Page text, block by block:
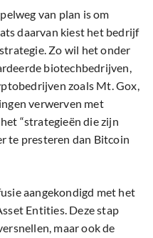
van plan is om
daarvan kiest het bedrijf
Zo wil het onder
biotechbedrijven,
zoals Mt. Gox,
verwerven met
“strategieën die zijn
te presteren dan Bitcoin
aangekondigd met het
Entities. Deze stap
maar ook de